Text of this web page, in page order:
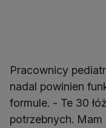
Pracownicy
nadal powinien
formule. - Te 30
potrzebnych.